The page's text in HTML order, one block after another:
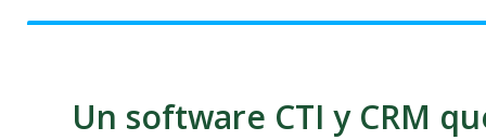
Un software CTI y CRM